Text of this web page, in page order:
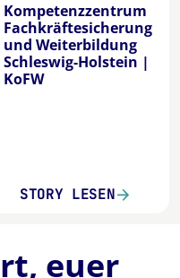
Kompetenzzentrum
Fachkräftesicherung
und Weiterbildung
Schleswig-Holstein |
KoFW
STORY LESEN
euer